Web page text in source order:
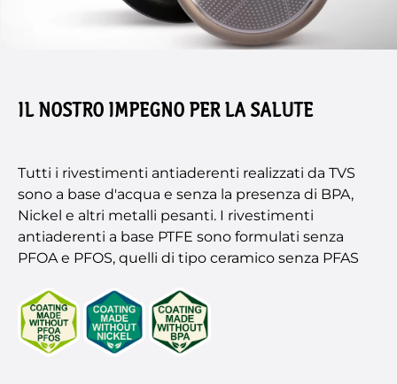
IL NOSTRO IMPEGNO PER LA SALUTE
Tutti i rivestimenti antiaderenti realizzati da TVS
sono a base d'acqua e senza la presenza di BPA,
Nickel e altri metalli pesanti. I rivestimenti
antiaderenti a base PTFE sono formulati senza
PFOA e PFOS, quelli di tipo ceramico senza PFAS